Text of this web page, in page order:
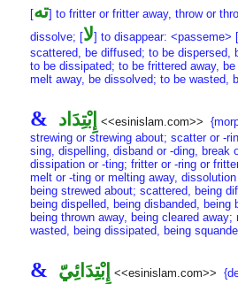
[ته] to fritter or fritter away, throw or
dissolve; [لا] to disappear: <passeme>
scattered, be diffused; to be dispersed,
to be dissipated; to be frittered away,
melt away, be dissolved; to be wasted,
& إِبْتِدَاد <<esinislam.com>>
strewing or strewing about; scatter or -
sing, dispelling, disband or -ding, break
dissipation or -ting; fritter or -ring or
melt or -ting or melting away,
being strewed about; scattered, being
being dispelled, being disbanded,
being thrown away, being cleared
wasted, being dissipated, being
& إِبْتِدَائِيّ <<esinislam.com>>